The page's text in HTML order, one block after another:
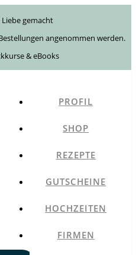
gemacht
angenommen werden.
& eBooks
PROFIL
SHOP
REZEPTE
GUTSCHEINE
HOCHZEITEN
FIRMEN